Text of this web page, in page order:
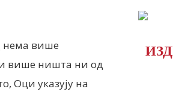
нема више
више ништа ни од
Оци указују на